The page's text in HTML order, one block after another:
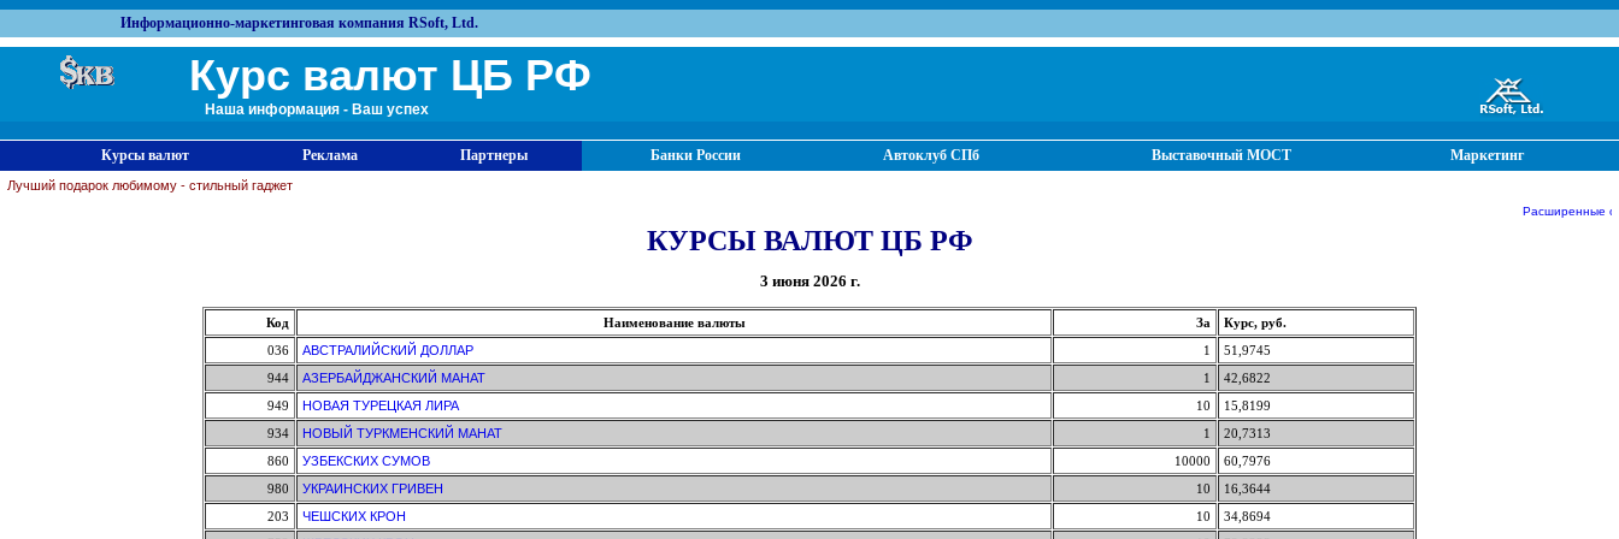
Информационно-маркетинговая компания RSoft, Ltd.
Курс валют ЦБ РФ
Наша информация - Ваш успех
Курсы валют Реклама Партнеры Банки России Автоклуб СПб Выставочный МОСТ Маркетинг
Лучший подарок любимому - стильный гаджет
Расширенные
КУРСЫ ВАЛЮТ ЦБ РФ
3 июня 2026 г.
Код Наименование валюты За
Курс, руб.
036
АВСТРАЛИЙСКИЙ ДОЛЛАР 1
51,9745
944
АЗЕРБАЙДЖАНСКИЙ МАНАТ 1
42,6822
949
НОВАЯ ТУРЕЦКАЯ ЛИРА 10
15,8199
934
НОВЫЙ ТУРКМЕНСКИЙ МАНАТ 1
20,7313
860
УЗБЕКСКИХ СУМОВ 10000
60,7976
980
УКРАИНСКИХ ГРИВЕН 10
16,3644
203
ЧЕШСКИХ КРОН 10
34,8694